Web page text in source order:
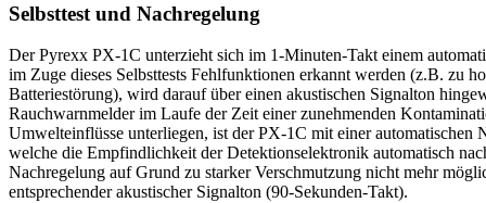
Selbsttest und Nachregelung
Der Pyrexx PX-1C unterzieht sich im 1-Minuten-Takt einem
im Zuge dieses Selbsttests Fehlfunktionen erkannt werden (z.B. zu
Batteriestörung), wird darauf über einen akustischen Signalton
Rauchwarnmelder im Laufe der Zeit einer zunehmenden
Umwelteinflüsse unterliegen, ist der PX-1C mit einer automatischen
welche die Empfindlichkeit der Detektionselektronik automatisch
Nachregelung auf Grund zu starker Verschmutzung nicht mehr
entsprechender akustischer Signalton (90-Sekunden-Takt).